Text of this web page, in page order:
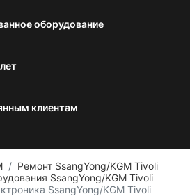
оборудование
клиентам
Ремонт SsangYong/KGM Tivoli
SsangYong/KGM Tivoli
SsangYong/KGM Tivoli